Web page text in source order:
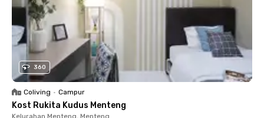
360
Coliving • Campur
Kost Rukita Kudus Menteng
Kelurahan Menteng, Menteng